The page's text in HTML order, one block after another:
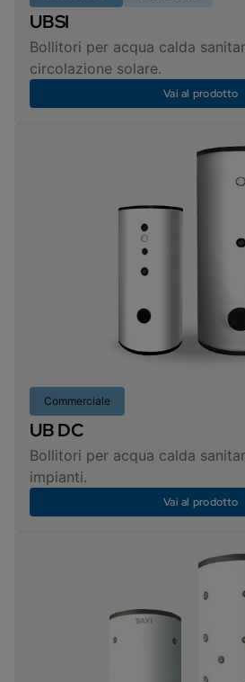
UBSI
Bollitori per acqua calda
circolazione solare.
Vai al prodotto
Commerciale
UB DC
Bollitori per acqua calda
impianti.
Vai al prodotto